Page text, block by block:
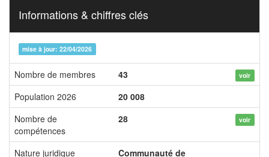
Informations & chiffres clés
mise à jour: 22/04/2026
Nombre de membres 43 voir
Population 2026
20 008
Nombre de
compétences
28 voir
Nature juridique
Communauté de